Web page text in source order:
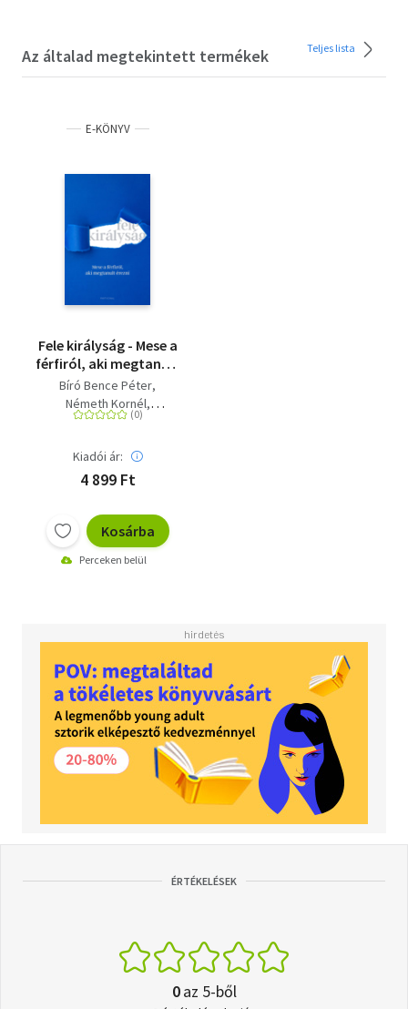
Az általad megtekintett termékek Teljes lista
E-KÖNYV
Fele királyság - Mese a
férfiról, aki megtanult
érezni
Bíró Bence Péter
Németh Kornél
Takács Dalma
Kiadói ár:
4 899 Ft
Kosárba
Perceken belül
ÉRTÉKELÉSEK
0az 5-ből